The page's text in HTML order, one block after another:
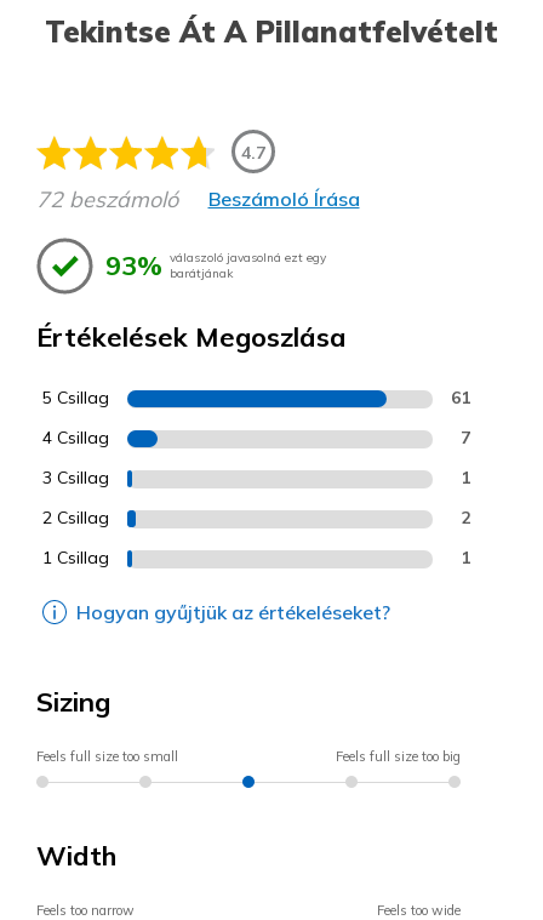
Tekintse Át A Pillanatfelvételt
4.7
72 beszámoló Beszámoló Írása
93% válaszoló javasolná ezt egy
barátjának
Értékelések Megoszlása
5 Csillag 61
4 Csillag 7
3 Csillag 1
2 Csillag 2
1 Csillag 1
Hogyan gyűjtjük az értékeléseket?
Sizing
Feels full size too small Feels full size too big
Width
Feels too narrow Feels too wide